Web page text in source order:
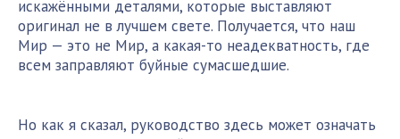
искажёнными деталями, которые выставляют
оригинал не в лучшем свете. Получается, что наш
Мир — это не Мир, а какая-то неадекватность, где
всем заправляют буйные сумасшедшие.
Но как я сказал, руководство здесь может означать